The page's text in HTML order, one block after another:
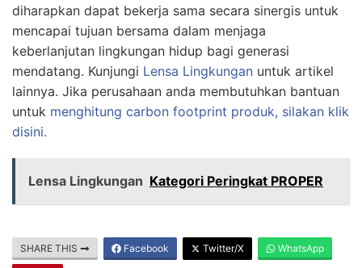
diharapkan dapat bekerja sama secara sinergis untuk
mencapai tujuan bersama dalam menjaga
keberlanjutan lingkungan hidup bagi generasi
mendatang. Kunjungi Lensa Lingkungan untuk artikel
lainnya. Jika perusahaan anda membutuhkan bantuan
untuk menghitung carbon footprint produk, silakan klik
disini.
Lensa Lingkungan Kategori Peringkat PROPER
SHARE THIS Facebook Twitter/X WhatsApp